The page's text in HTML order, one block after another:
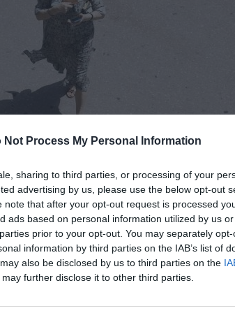
Not Process My Personal Information
sharing to third parties, or processing of your
advertising by us, please use the below opt-out
note that after your opt-out request is processed
ads based on personal information utilized by us
prior to your opt-out. You may separately
information by third parties on the IAB’s list of
also be disclosed by us to third parties on the
further disclose it to other third parties.
de Google de forma gratuita.